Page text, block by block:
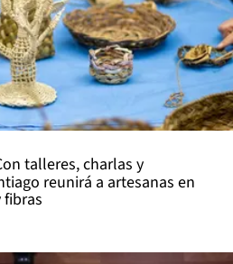
talleres, charlas y
reunirá a artesanas en